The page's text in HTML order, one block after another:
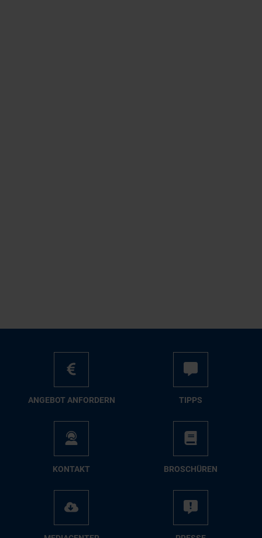
AN­GE­BOT AN­FOR­DERN TIPPS
KON­TAKT BRO­SCHÜ­REN